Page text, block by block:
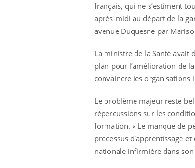
français, qui ne s’estiment
après-midi au départ de la
avenue Duquesne par
La ministre de la Santé avait
plan pour l’amélioration de
convaincre les organisations
Le problème majeur reste
répercussions sur les
formation. « Le manque de
processus d’apprentissage
nationale infirmière dans
Cancer colorectal : une
stratégie simple aurait
changé la donne au Pays
basque
Chikungunya, dengue,
West Nile : que se passe-
t-il dans le sud de la
France ?